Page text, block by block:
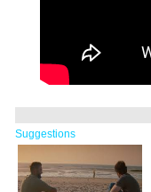
Suggestions